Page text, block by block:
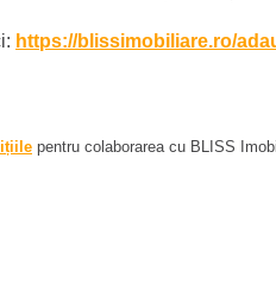
https://blissimobiliare.ro/
pentru colaborarea cu BLISS